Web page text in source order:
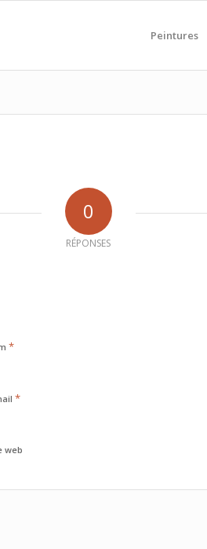
Peintures
0
RÉPONSES
*
*
web